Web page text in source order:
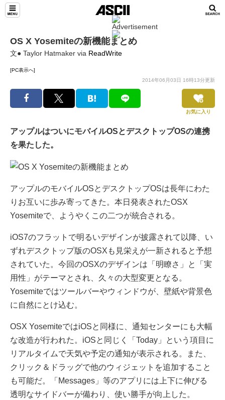
OS X Yosemiteの新機能まとめ
文● Taylor Hatmaker via ReadWrite
[PC表示へ]
2014年06月03日 16時13分更新
お気に入り
アップルはついにモバイルOSとデスクトップOSの連携
を果たした。
アップルのモバイルOSとデスクトップOSは長年にわた
りお互いに歩み寄ってきた。本日発表されたOSX
Yosemiteで、ようやくこの二つが統合される。
iOS7のフラットで明るいデザインが披露されて以降、い
ずれデスクトップ版のOSXも見栄えが一新されると予想
されていた。今回のOSXのデザインは「明瞭さ」と「実
用性」がテーマとされ、久々の大型変更となる。
Yosemiteではツールバーやウィンドウが、壁紙や背景色
に自然にとけ込む。
OSX YosemiteではiOSと同様に、通知センターにも大幅
な改造が行われた。iOSと同じく「Today」という項目に
リアルタイムで天気や予定の通知が表示される。また、
クリック＆ドラッグで他のウィジェットを追加すること
も可能だ。「Messages」等のアプリには上下に伸びる
透明なサイドバーが備わり、使い勝手が向上した。